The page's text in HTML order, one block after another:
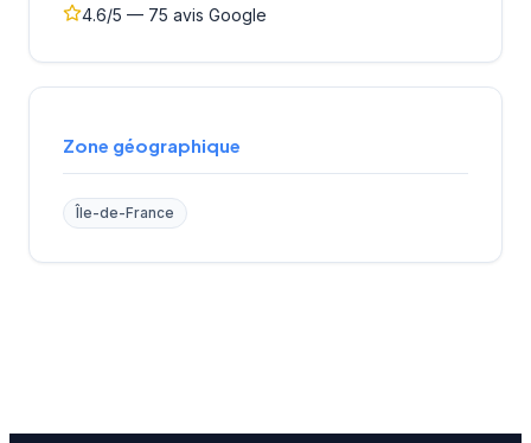
4.6/5 — 75 avis Google
Zone géographique
Île-de-France